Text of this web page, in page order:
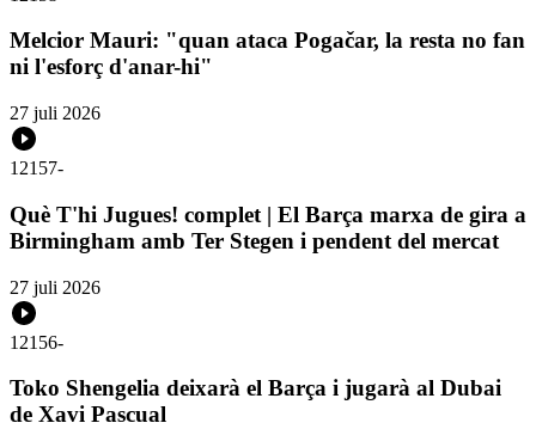
Melcior Mauri: "quan ataca Pogačar, la resta no fan
ni l'esforç d'anar-hi"
27 juli 2026
12157-
Què T'hi Jugues! complet | El Barça marxa de gira a
Birmingham amb Ter Stegen i pendent del mercat
27 juli 2026
12156-
Toko Shengelia deixarà el Barça i jugarà al Dubai
de Xavi Pascual